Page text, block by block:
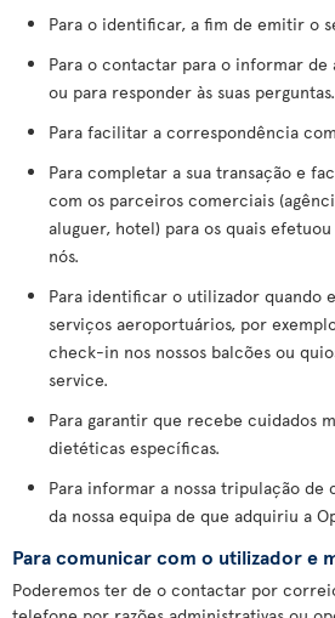
Para o identificar, a fim de emitir o
Para o contactar para o informar de
ou para responder às suas perguntas.
Para facilitar a correspondência
Para completar a sua transação e
com os parceiros comerciais
aluguer, hotel) para os quais
nós.
Para identificar o utilizador quando
serviços aeroportuários, por
check-in nos nossos balcões ou
service.
Para garantir que recebe cuidados
dietéticas específicas.
Para informar a nossa tripulação de
da nossa equipa de que adquiriu a
Para comunicar com o utilizador e
Poderemos ter de o contactar por